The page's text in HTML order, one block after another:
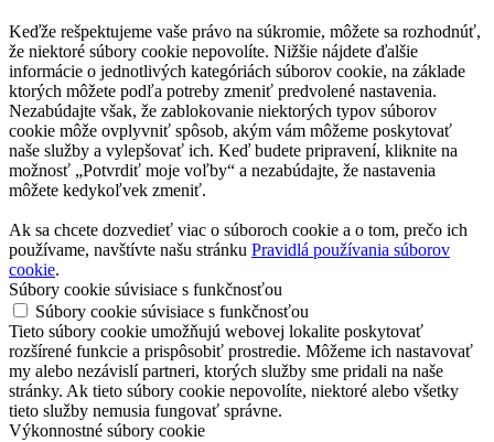
Keďže rešpektujeme vaše právo na súkromie, môžete sa rozhodnúť,
že niektoré súbory cookie nepovolíte. Nižšie nájdete ďalšie
informácie o jednotlivých kategóriách súborov cookie, na základe
ktorých môžete podľa potreby zmeniť predvolené nastavenia.
Nezabúdajte však, že zablokovanie niektorých typov súborov
cookie môže ovplyvniť spôsob, akým vám môžeme poskytovať
naše služby a vylepšovať ich. Keď budete pripravení, kliknite na
možnosť „Potvrdiť moje voľby“ a nezabúdajte, že nastavenia
môžete kedykoľvek zmeniť.
Ak sa chcete dozvedieť viac o súboroch cookie a o tom, prečo ich
používame, navštívte našu stránku Pravidlá používania súborov
cookie.
Súbory cookie súvisiace s funkčnosťou
Súbory cookie súvisiace s funkčnosťou
Tieto súbory cookie umožňujú webovej lokalite poskytovať
rozšírené funkcie a prispôsobiť prostredie. Môžeme ich nastavovať
my alebo nezávislí partneri, ktorých služby sme pridali na naše
stránky. Ak tieto súbory cookie nepovolíte, niektoré alebo všetky
tieto služby nemusia fungovať správne.
Výkonnostné súbory cookie